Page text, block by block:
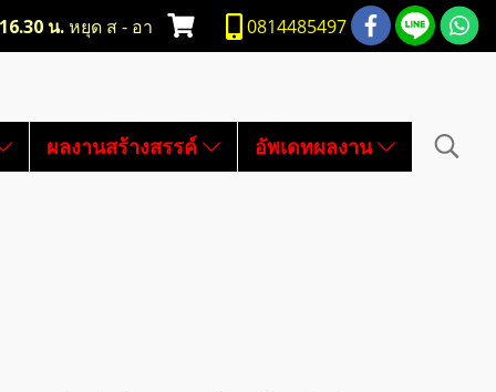
น.หยุด ส - อา 0814485497
ผลงานสร้างสรรค์ อัพเดทผลงาน